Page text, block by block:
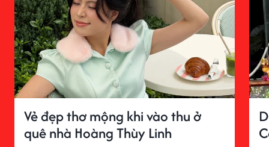
Vẻ đẹp thơ mộng khi vào thu ở
quê nhà Hoàng Thùy Linh